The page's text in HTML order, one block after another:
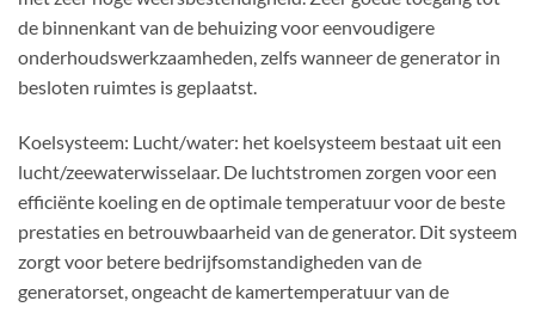
de binnenkant van de behuizing voor eenvoudigere
onderhoudswerkzaamheden, zelfs wanneer de generator in
besloten ruimtes is geplaatst.
Koelsysteem: Lucht/water: het koelsysteem bestaat uit een
lucht/zeewaterwisselaar. De luchtstromen zorgen voor een
efficiënte koeling en de optimale temperatuur voor de beste
prestaties en betrouwbaarheid van de generator. Dit systeem
zorgt voor betere bedrijfsomstandigheden van de
generatorset, ongeacht de kamertemperatuur van de